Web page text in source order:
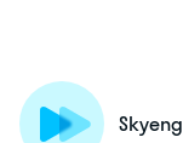
Skyeng